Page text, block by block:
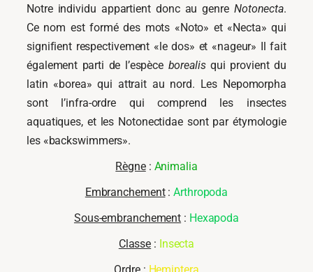
Notre individu appartient donc au genre Notonecta.
Ce nom est formé des mots «Noto» et «Necta» qui
signifient respectivement «le dos» et «nageur» Il fait
également parti de l’espèce borealisqui provient du
latin «borea» qui attrait au nord. Les Nepomorpha
sont l’infra-ordre qui comprend les insectes
aquatiques, et les Notonectidae sont par étymologie
les «backswimmers».
Règne: Animalia
Embranchement:Arthropoda
Sous-embranchement : Hexapoda
Classe : Insecta